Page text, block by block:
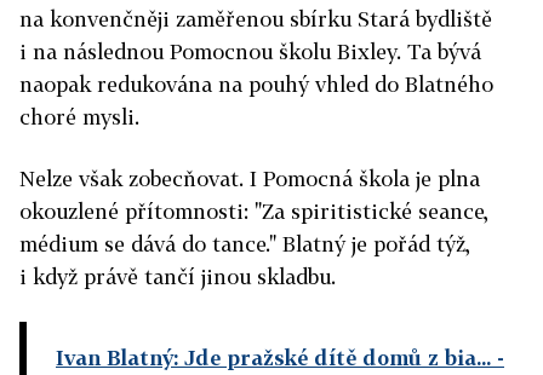
na konvenčněji zaměřenou sbírku Stará bydliště
i na následnou Pomocnou školu Bixley. Ta bývá
naopak redukována na pouhý vhled do Blatného
choré mysli.
Nelze však zobecňovat. I Pomocná škola je plna
okouzlené přítomnosti: "Za spiritistické seance,
médium se dává do tance." Blatný je pořád týž,
i když právě tančí jinou skladbu.
Ivan Blatný: Jde pražské dítě domů z bia... -